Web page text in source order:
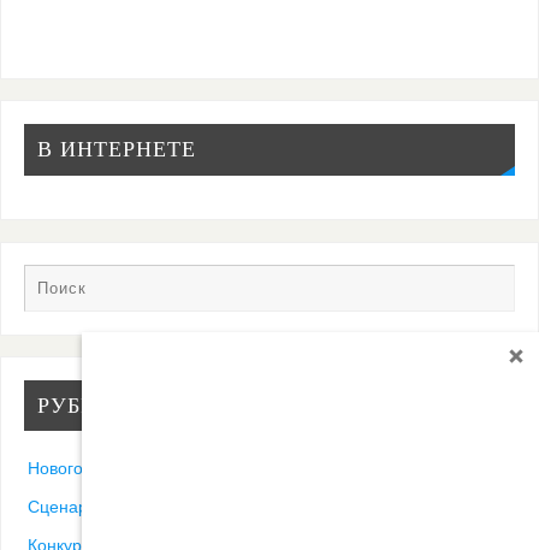
В ИНТЕРНЕТЕ
РУБРИКИ
Новогодние песни
Сценарии
Конкурсы